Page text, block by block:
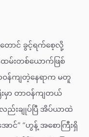
ောင် ခွင့်ရက်စေ့လို့
ထမ်းတစ်ယောက်ဖြစ်
န်ကျတဲ့နေရာက မတူ
းမှာ တာဝန်ကျတယ်
လည်းချုပ်ပြီ အိပ်ယာထဲ
င်” “ဟွန့် အစောကြီးရှိ